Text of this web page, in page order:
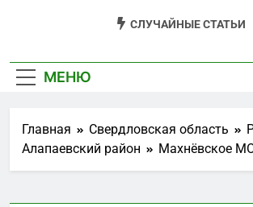
СЛУЧАЙНЫЕ СТАТЬИ
МЕНЮ
Главная Свердловская область
Алапаевский район
Махнёвское